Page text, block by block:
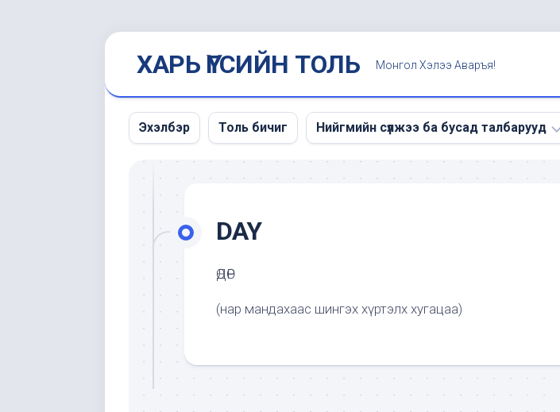
ХАРЬ ҮГСИЙН ТОЛЬ Монгол Хэлээ Аваръя!
Эхэлбэр Толь бичиг Нийгмийн сүлжээ ба бусад талбарууд
DAY
ӨДӨР
(нар мандахаас шингэх хүртэлх хугацаа)